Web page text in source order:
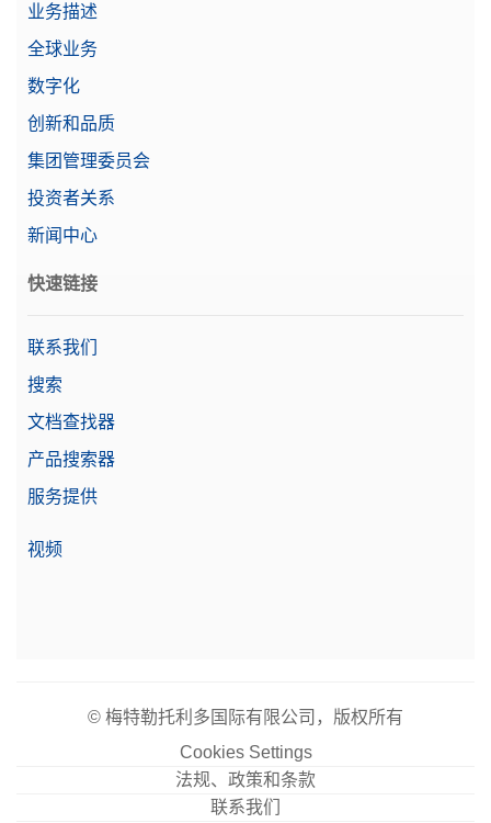
业务描述
全球业务
数字化
创新和品质
集团管理委员会
投资者关系
新闻中心
快速链接
联系我们
搜索
文档查找器
产品搜索器
服务提供
视频
© 梅特勒托利多国际有限公司，版权所有
Cookies Settings
法规、政策和条款
联系我们